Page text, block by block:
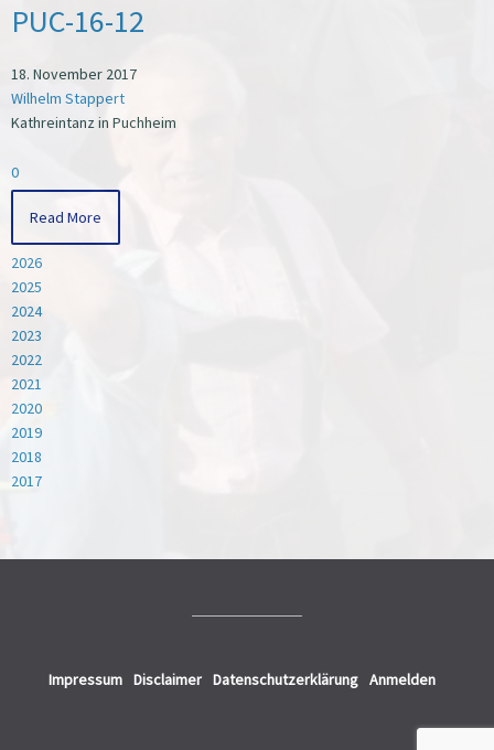
PUC-16-12
18. November 2017
Wilhelm Stappert
Kathreintanz in Puchheim
0
Read More
2026
2025
2024
2023
2022
2021
2020
2019
2018
2017
Impressum Disclaimer Datenschutzerklärung Anmelden